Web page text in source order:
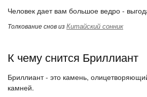
Человек дает вам большое ведро -
Толкование снов изКитайский сонник
К чему снится Бриллиант
Бриллиант - это камень,
камней.